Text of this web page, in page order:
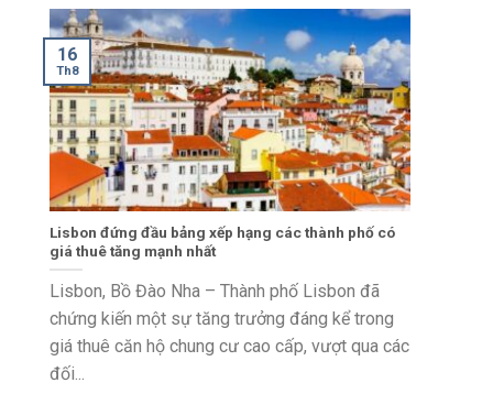
Lisbon đứng đầu bảng xếp hạng các thành phố có
giá thuê tăng mạnh nhất
Lisbon, Bồ Đào Nha – Thành phố Lisbon đã
chứng kiến một sự tăng trưởng đáng kể trong
giá thuê căn hộ chung cư cao cấp, vượt qua các
đối...
16
Th8